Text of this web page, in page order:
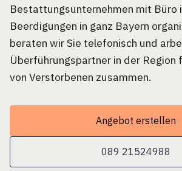
Bestattungsunternehmen mit Büro
Beerdigungen in ganz Bayern
beraten wir Sie telefonisch und
Überführungspartner in der Region
von Verstorbenen zusammen.
Angebot erstellen
089 21524988